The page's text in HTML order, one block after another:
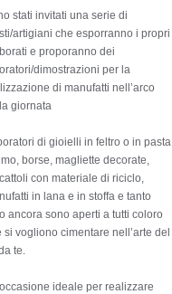
stati invitati una serie di
artigiani che esporranno i propri
e proporanno dei
dimostrazioni per la
di manufatti nell’arco
giornata
di gioielli in feltro o in pasta
borse, magliette decorate,
con materiale di riciclo,
in lana e in stoffa e tanto
ancora sono aperti a tutti coloro
si vogliono cimentare nell’arte del
te.
ideale per realizzare